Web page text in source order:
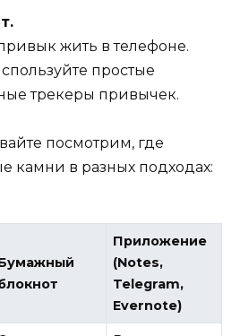
жить в телефоне.
простые
трекеры привычек.
посмотрим, где
камни в разных подходах:
Приложение
(Notes,
Telegram,
Evernote)